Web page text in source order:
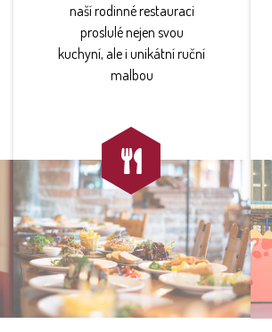
naší rodinné restauraci
proslulé nejen svou
kuchyní, ale i unikátní ruční
malbou
